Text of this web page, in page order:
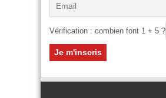
Vérification : combien font 1 + 5 ?